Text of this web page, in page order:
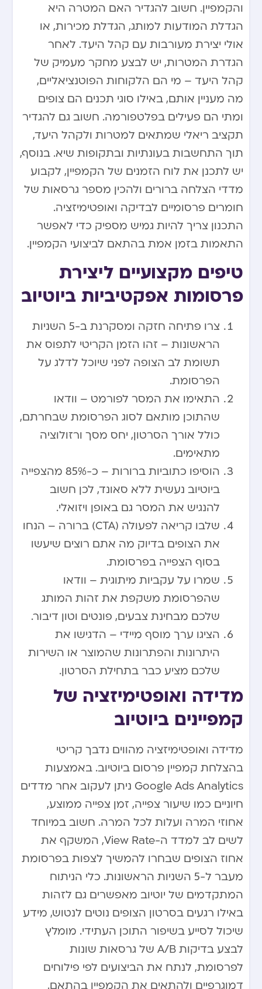
והקמפיין. חשוב להגדיר האם המטרה היא
הגדלת המודעות למותג, הגדלת מכירות, או
אולי יצירת מעורבות עם קהל היעד. לאחר
הגדרת המטרות, יש לבצע מחקר מעמיק של
קהל היעד – מי הם הלקוחות הפוטנציאליים,
מה מעניין אותם, באילו סוגי תכנים הם צופים
ומתי הם פעילים בפלטפורמה. חשוב גם להגדיר
תקציב ריאלי שמתאים למטרות ולקהל היעד,
תוך התחשבות בעונתיות ובתקופות שיא. בנוסף,
יש לתכנן את לוח הזמנים של הקמפיין, לקבוע
מדדי הצלחה ברורים ולהכין מספר גרסאות של
חומרים פרסומיים לבדיקה ואופטימיזציה.
התכנון צריך להיות גמיש מספיק כדי לאפשר
התאמות בזמן אמת בהתאם לביצועי הקמפיין.
טיפים מקצועיים ליצירת
פרסומות אפקטיביות ביוטיוב
צרו פתיחה חזקה ומסקרנת ב-5 השניות
הראשונות – זהו הזמן הקריטי לתפוס את
תשומת לב הצופה לפני שיוכל לדלג על
הפרסומת.
התאימו את המסר לפורמט – וודאו
שהתוכן מותאם לסוג הפרסומת שבחרתם,
כולל אורך הסרטון, יחס מסך ורזולוציה
מתאימים.
הוסיפו כתוביות ברורות – כ-85% מהצפייה
ביוטיוב נעשית ללא סאונד, לכן חשוב
להנגיש את המסר גם באופן ויזואלי.
שלבו קריאה לפעולה (CTA) ברורה – הנחו
את הצופים בדיוק מה אתם רוצים שיעשו
בסוף הצפייה בפרסומת.
שמרו על עקביות מיתוגית – וודאו
שהפרסומת משקפת את זהות המותג
שלכם מבחינת צבעים, פונטים וטון דיבור.
הציגו ערך מוסף מיידי – הדגישו את
היתרונות והפתרונות שהמוצר או השירות
שלכם מציע כבר בתחילת הסרטון.
מדידה ואופטימיזציה של
קמפיינים ביוטיוב
מדידה ואופטימיזציה מהווים נדבך קריטי
בהצלחת קמפיין פרסום ביוטיוב. באמצעות
Google Ads Analytics ניתן לעקוב אחר מדדים
חיוניים כמו שיעור צפייה, זמן צפייה ממוצע,
אחוזי המרה ועלות לכל המרה. חשוב במיוחד
לשים לב למדד ה-View Rate, המשקף את
אחוז הצופים שבחרו להמשיך לצפות בפרסומת
מעבר ל-5 השניות הראשונות. כלי הניתוח
המתקדמים של יוטיוב מאפשרים גם לזהות
באילו רגעים בסרטון הצופים נוטים לנטוש, מידע
שיכול לסייע בשיפור התוכן העתידי. מומלץ
לבצע בדיקות A/B של גרסאות שונות
לפרסומת, לנתח את הביצועים לפי פילוחים
דמוגרפיים ולהתאים את הקמפיין בהתאם.